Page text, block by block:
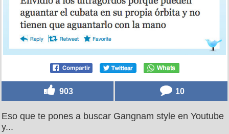
903 10
Eso que te pones a buscar Gangnam style en Youtube
y...